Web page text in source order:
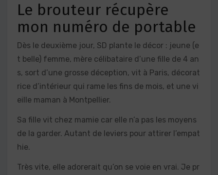
Le brouteur récupère
mon numéro de portable
Dès le deuxième jour, SD plante le décor : jeune (e
t belle) femme, mère célibataire d’une fille de 4 an
s, sort d’une grosse déception, vit à Paris, décorat
rice d’intérieur qui rame les fins de mois, et une vi
eille maman à Montpellier.
Sa fille vit chez mamie car elle n’a pas les moyens
de la garder. Autant de leviers pour attirer l’empat
hie.
Très vite, elle adorerait qu’on se voie en vrai. Je pr